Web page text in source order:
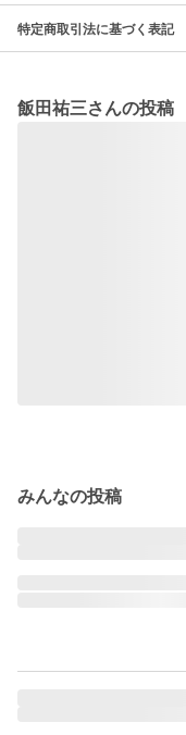
特定商取引法に基づく表記
飯田祐三さんの投稿
みんなの投稿